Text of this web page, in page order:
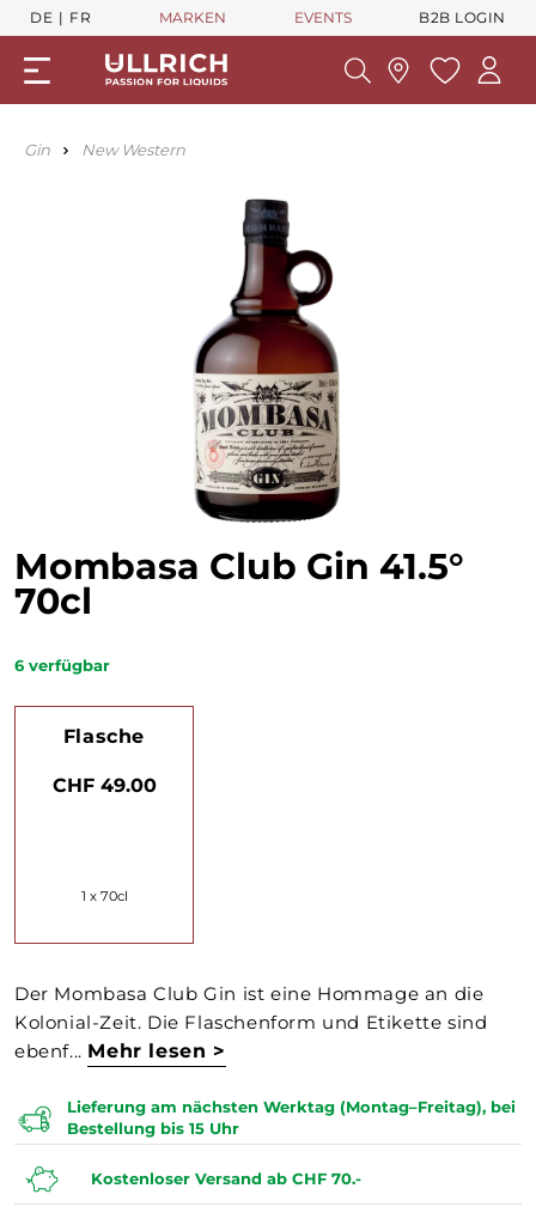
DE FR MARKEN EVENTS B2B LOGIN
Gin New Western
Mombasa Club Gin 41.5°
70cl
6 verfügbar
Flasche
CHF 49.00
1 x 70cl
Der Mombasa Club Gin ist eine Hommage an die
Kolonial-Zeit. Die Flaschenform und Etikette sind
ebenf... Mehr lesen >
Lieferung am nächsten Werktag (Montag–Freitag), bei
Bestellung bis 15 Uhr
Kostenloser Versand ab CHF 70.-